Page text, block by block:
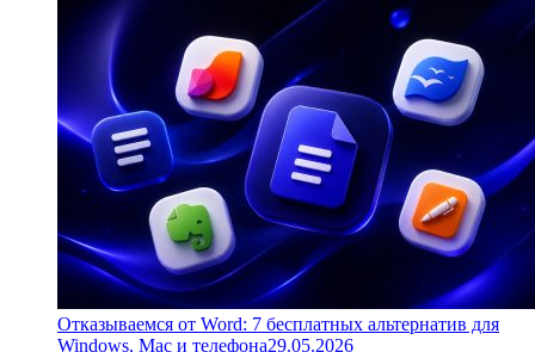
Отказываемся от Word: 7 бесплатных альтернатив для
Windows, Mac и телефона29.05.2026